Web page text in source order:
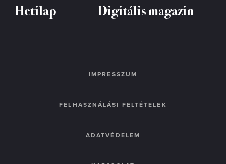
Hetilap Digitális magazin
IMPRESSZUM
FELHASZNÁLÁSI FELTÉTELEK
ADATVÉDELEM